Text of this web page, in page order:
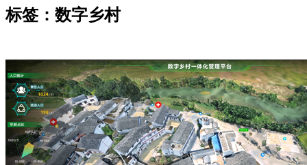
标签：数字乡村